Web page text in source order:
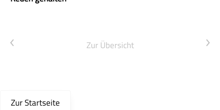
Vorheriger Artikel Zur Übersicht Nächster Artikel
Zur Startseite